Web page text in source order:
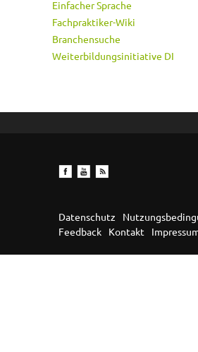
Einfacher Sprache
Fachpraktiker-Wiki
Branchensuche
Weiterbildungsinitiative DI
Datenschutz
Feedback
Kontakt